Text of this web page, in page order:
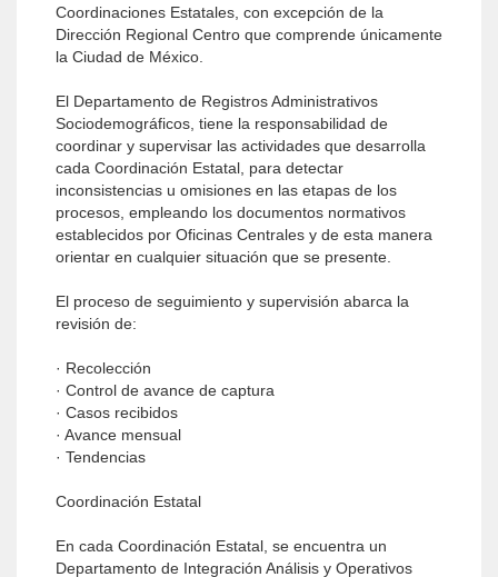
Coordinaciones Estatales, con excepción de la
Dirección Regional Centro que comprende únicamente
la Ciudad de México.
El Departamento de Registros Administrativos
Sociodemográficos, tiene la responsabilidad de
coordinar y supervisar las actividades que desarrolla
cada Coordinación Estatal, para detectar
inconsistencias u omisiones en las etapas de los
procesos, empleando los documentos normativos
establecidos por Oficinas Centrales y de esta manera
orientar en cualquier situación que se presente.
El proceso de seguimiento y supervisión abarca la
revisión de:
· Recolección
· Control de avance de captura
· Casos recibidos
· Avance mensual
· Tendencias
Coordinación Estatal
En cada Coordinación Estatal, se encuentra un
Departamento de Integración Análisis y Operativos